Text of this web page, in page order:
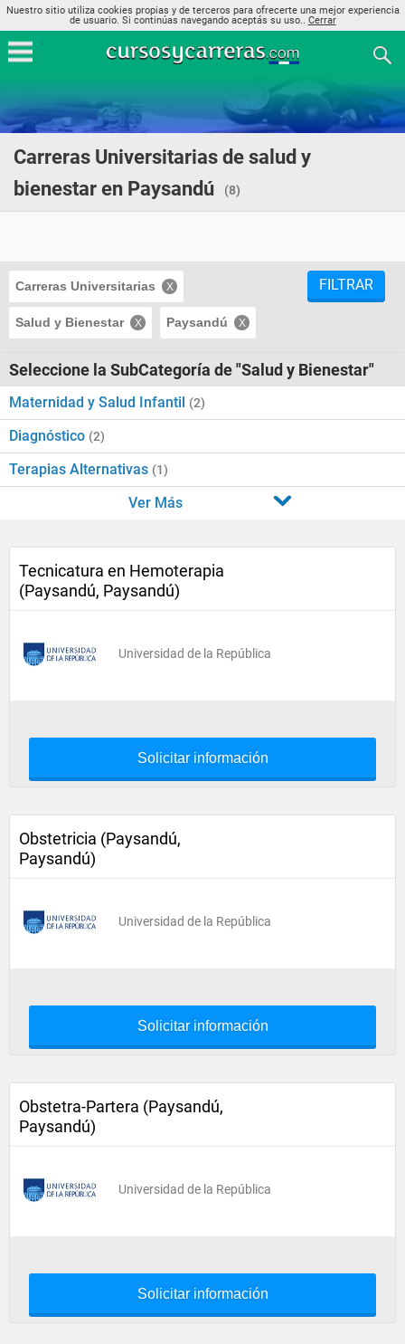
Nuestro sitio utiliza cookies propias y de terceros para ofrecerte una mejor experiencia
de usuario. Si continúas navegando aceptás su uso.. Cerrar
Carreras Universitarias de salud y
bienestar en Paysandú
(8)
Carreras Universitarias
Salud y Bienestar Paysandú
FILTRAR
Seleccione la SubCategoría de "Salud y Bienestar"
Maternidad y Salud Infantil (2)
Diagnóstico (2)
Terapias Alternativas (1)
Ver Más
Tecnicatura en Hemoterapia
(Paysandú, Paysandú)
Universidad de la República
Solicitar información
Obstetricia (Paysandú,
Paysandú)
Universidad de la República
Solicitar información
Obstetra-Partera (Paysandú,
Paysandú)
Universidad de la República
Solicitar información